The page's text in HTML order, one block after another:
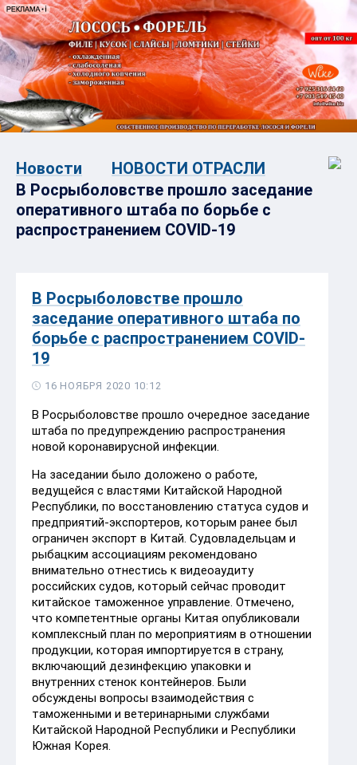
Новости
НОВОСТИ ОТРАСЛИ
В Росрыболовстве прошло заседание
оперативного штаба по борьбе с
распространением COVID-19
В Росрыболовстве прошло
заседание оперативного штаба по
борьбе с распространением COVID-
19
16 НОЯБРЯ 2020 10:12
В Росрыболовстве прошло очередное заседание
штаба по предупреждению распространения
новой коронавирусной инфекции.
На заседании было доложено о работе,
ведущейся с властями Китайской Народной
Республики, по восстановлению статуса судов и
предприятий-экспортеров, которым ранее был
ограничен экспорт в Китай. Судовладельцам и
рыбацким ассоциациям рекомендовано
внимательно отнестись к видеоаудиту
российских судов, который сейчас проводит
китайское таможенное управление. Отмечено,
что компетентные органы Китая опубликовали
комплексный план по мероприятиям в отношении
продукции, которая импортируется в страну,
включающий дезинфекцию упаковки и
внутренних стенок контейнеров. Были
обсуждены вопросы взаимодействия с
таможенными и ветеринарными службами
Китайской Народной Республики и Республики
Южная Корея.